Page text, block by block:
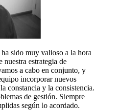
sido muy valioso a la hora
nuestra estrategia de
a cabo en conjunto, y
incorporar nuevos
constancia y la consistencia.
de gestión. Siempre
según lo acordado.